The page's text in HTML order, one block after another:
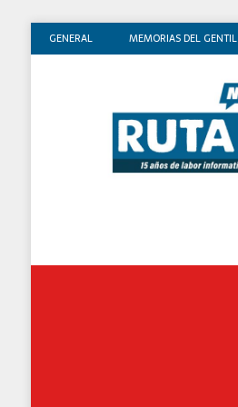
GENERAL MEMORIAS DEL GENTIL